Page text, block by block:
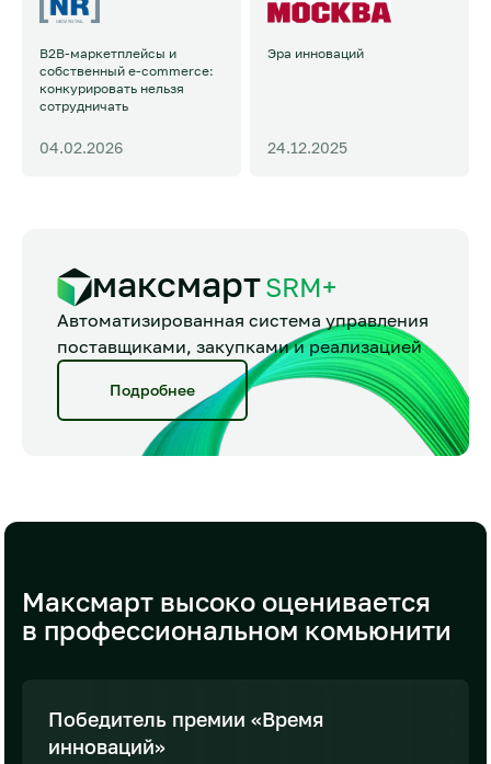
B2B-маркетплейсы и
собственный e-commerce:
конкурировать нельзя
сотрудничать
04.02.2026
Эра инноваций
24.12.2025
максмартSRM+
Автоматизированная система управления
поставщиками, закупками и реализацией
Подробнее
Максмарт высоко оценивается
в профессиональном комьюнити
Победитель премии «Время
инноваций»